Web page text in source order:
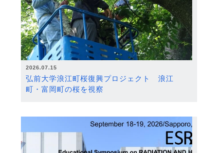
2026.07.15
弘前大学浪江町桜復興プロジェクト 浪江
町・富岡町の桜を視察